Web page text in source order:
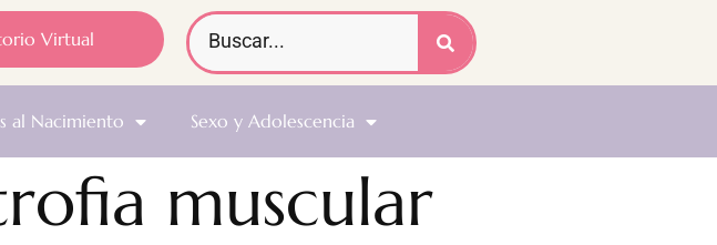
Virtual
al Nacimiento Sexo y Adolescencia
muscular